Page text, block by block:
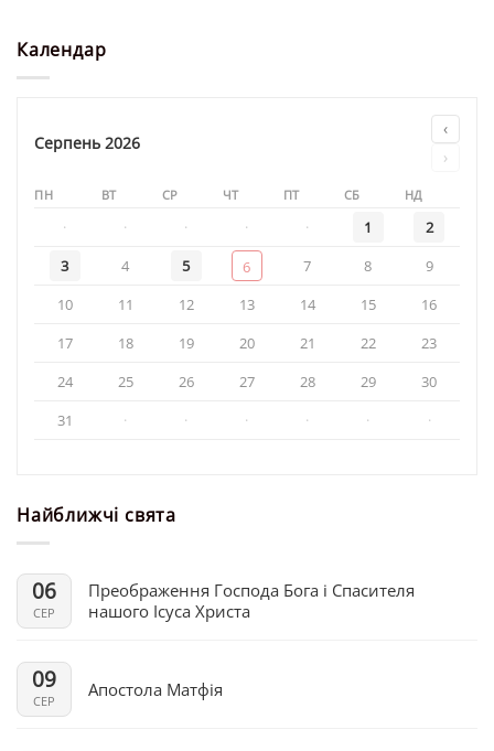
бригади
Календар
Серпень 2026
‹
›
ПН ВТ СР ЧТ ПТ СБ НД
· · · · · 1
2
3
4 5 6 7 8
9
10
11 12 13 14 15
16
17
18 19 20 21 22
23
24
25 26 27 28 29
30
31
· · · · · ·
Найближчі свята
06
СЕР
Преображення Господа Бога і Спасителя
нашого Ісуса Христа
09
СЕР
Апостола Матфія